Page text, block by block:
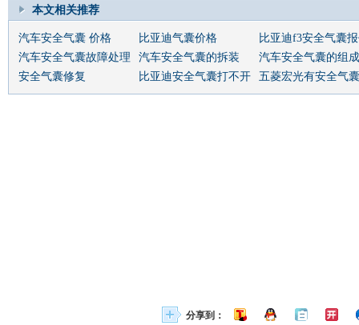
本文相关推荐
汽车安全气囊 价格 比亚迪气囊价格
比亚迪f3安全气囊
汽车安全气囊故障处理
汽车安全气囊的拆装
汽车安全气囊的组成
安全气囊修复
比亚迪安全气囊打不开 五菱宏光有安全气
分享到：